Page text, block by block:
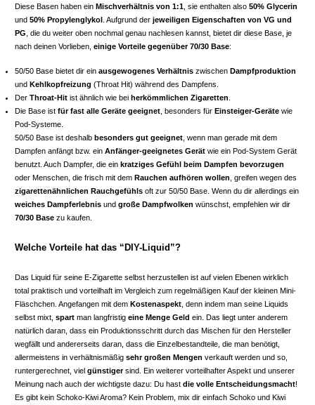
Diese Basen haben ein Mischverhältnis von 1:1 , sie enthalten also 50% Glycerin
und 50% Propylenglykol . Aufgrund der jeweiligen Eigenschaften von VG und
PG , die du weiter oben nochmal genau nachlesen kannst, bietet dir diese Base, je
nach deinen Vorlieben, einige Vorteile gegenüber 70/30 Base:
50/50 Base bietet dir ein ausgewogenes Verhältnis zwischen Dampfproduktion
und Kehlkopfreizung (Throat Hit) während des Dampfens.
Der Throat-Hit ist ähnlich wie bei herkömmlichen Zigaretten
Die Base ist für fast alle Geräte geeignet , besonders für Einsteiger-Geräte wie
Pod-Systeme.
50/50 Base ist deshalb besonders gut geeignet , wenn man gerade mit dem
Dampfen anfängt bzw. ein Anfänger-geeignetes Gerät wie ein Pod-System Gerät
benutzt. Auch Dampfer, die ein kratziges Gefühl beim Dampfen bevorzugen
oder Menschen, die frisch mit dem Rauchen aufhören wollen , greifen wegen des
zigarettenähnlichen Rauchgefühls oft zur 50/50 Base. Wenn du dir allerdings ein
weiches Dampferlebnis und große Dampfwolken wünschst, empfehlen wir dir
70/30 Base zu kaufen.
Welche Vorteile hat das “DIY-Liquid”?
Das Liquid für seine E-Zigarette selbst herzustellen ist auf vielen Ebenen wirklich
total praktisch und vorteilhaft im Vergleich zum regelmäßigen Kauf der kleinen Mini-
Fläschchen. Angefangen mit dem Kostenaspekt , denn indem man seine Liquids
selbst mixt, spart man langfristig eine Menge Geld ein. Das liegt unter anderem
natürlich daran, dass ein Produktionsschritt durch das Mischen für den Hersteller
wegfällt und andererseits daran, dass die Einzelbestandteile, die man benötigt,
allermeistens in verhältnismäßig sehr großen Mengen verkauft werden und so,
runtergerechnet, viel günstigersind. Ein weiterer vorteilhafter Aspekt und unserer
Meinung nach auch der wichtigste dazu: Du hast die volle Entscheidungsmacht!
Es gibt kein Schoko-Kiwi Aroma? Kein Problem, mix dir einfach Schoko und Kiwi